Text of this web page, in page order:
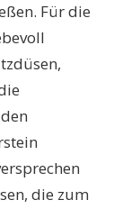
Für die
die zum